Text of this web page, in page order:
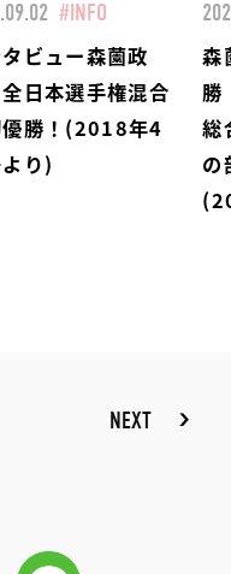
#INFO
ビュー森薗政
日本選手権混合
勝！(2018年4
り)
森
勝
総
の
NEXT